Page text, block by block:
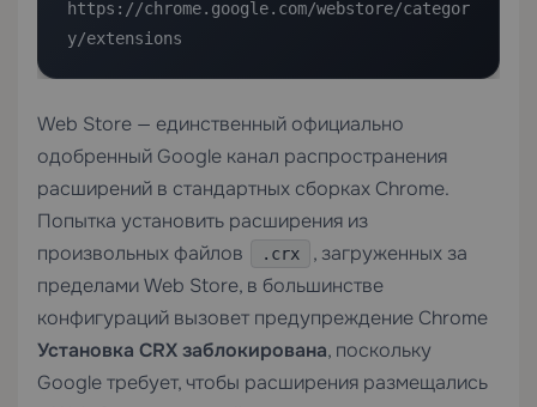
https://chrome.google.com/webstore/categor
y/extensions
Web Store — единственный официально
одобренный Google канал распространения
расширений в стандартных сборках Chrome.
Попытка установить расширения из
произвольных файлов
.crx
, загруженных за
пределами Web Store, в большинстве
конфигураций вызовет предупреждение Chrome
Установка CRX заблокирована, поскольку
Google требует, чтобы расширения размещались